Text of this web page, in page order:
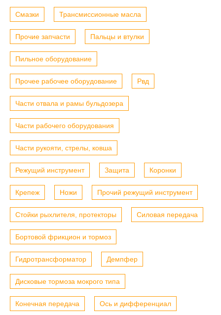
Смазки Трансмиссионные масла
Прочие запчасти Пальцы и втулки
Пильное оборудование
Прочее рабочее оборудование Рвд
Части отвала и рамы бульдозера
Части рабочего оборудования
Части рукояти, стрелы, ковша
Режущий инструмент Защита Коронки
Крепеж Ножи Прочий режущий инструмент
Стойки рыхлителя, протекторы Силовая передача
Бортовой фрикцион и тормоз
Гидротрансформатор Демпфер
Дисковые тормоза мокрого типа
Конечная передача Ось и дифференциал